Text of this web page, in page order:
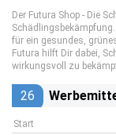
Der Futura Shop - Die
für ein gesundes,
Futura hilft Dir dabei,
wirkungsvoll zu
26
Start